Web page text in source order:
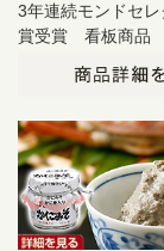
3年連続モンドセ
賞受賞 看板商品